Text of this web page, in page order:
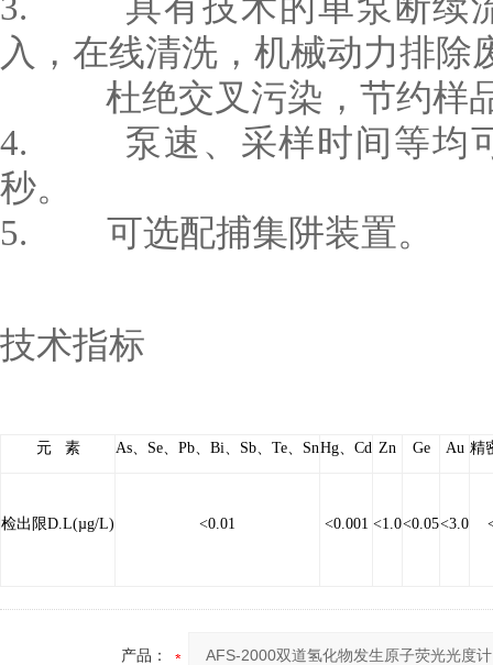
入，在线清洗，机械动力排除
杜绝交叉污染，节约样品
4. 泵速、采样时间等均可
秒。
5. 可选配捕集阱装置。
技术指标
元 素 As、 Se、 Pb、 Bi、 Sb、 Te、 SnHg、 Cd Zn Ge Au 精
检出限D.L(µg/L) <0.01 <0.001 <1.0<0.05<3.0
产品：